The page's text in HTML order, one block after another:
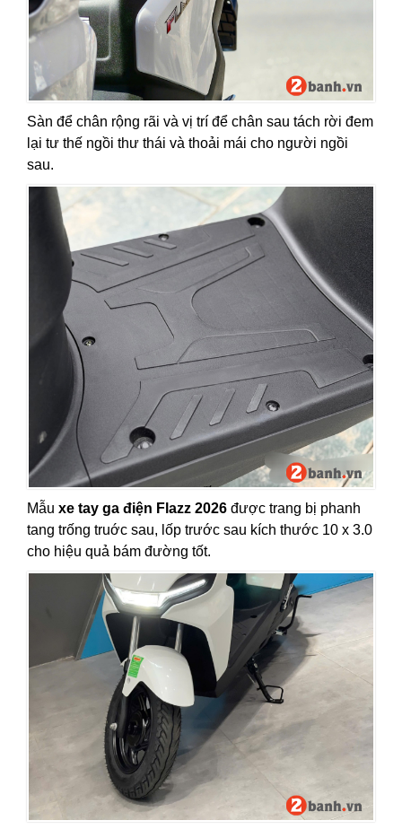
Sàn để chân rộng rãi và vị trí để chân sau tách rời đem
lại tư thế ngồi thư thái và thoải mái cho người ngồi
sau.
Mẫu xe tay ga điện Flazz 2026 được trang bị phanh
tang trống truớc sau, lốp trước sau kích thước 10 x 3.0
cho hiệu quả bám đường tốt.